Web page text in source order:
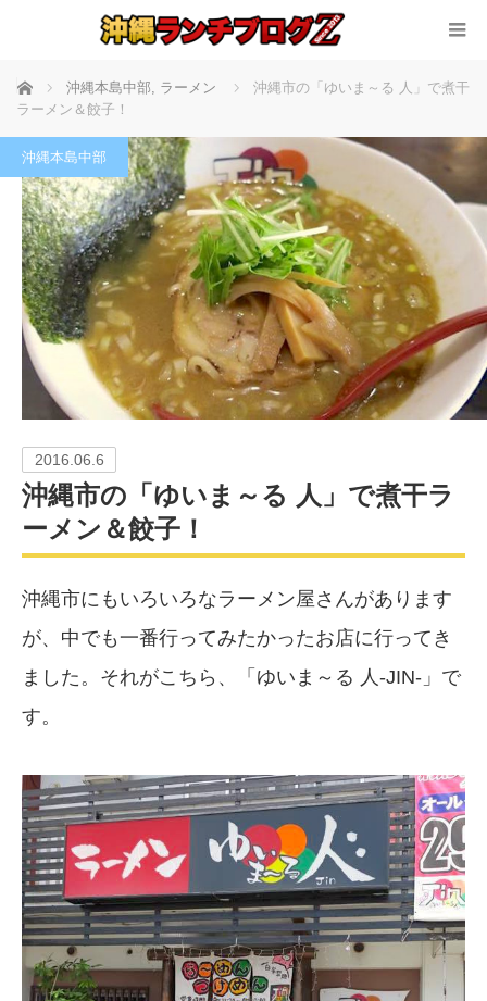
ホーム 沖縄本島中部, ラーメン
沖縄市の「ゆいま～る 人」で煮干
ラーメン＆餃子！
沖縄本島中部
2016.06.6
沖縄市の「ゆいま～る 人」で煮干ラ
ーメン＆餃子！
沖縄市にもいろいろなラーメン屋さんがあります
が、中でも一番行ってみたかったお店に行ってき
ました。それがこちら、「ゆいま～る 人-JIN-」で
す。